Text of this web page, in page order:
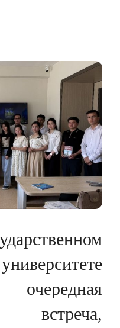
встреча,